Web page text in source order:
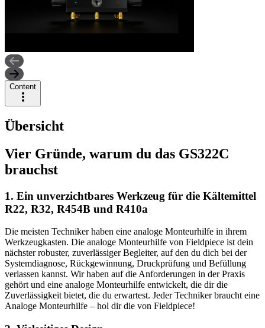
Content
Übersicht
Vier Gründe, warum du das GS322C
brauchst
1. Ein unverzichtbares Werkzeug für die Kältemittel
R22, R32, R454B und R410a
Die meisten Techniker haben eine analoge Monteurhilfe in ihrem
Werkzeugkasten. Die analoge Monteurhilfe von Fieldpiece ist dein
nächster robuster, zuverlässiger Begleiter, auf den du dich bei der
Systemdiagnose, Rückgewinnung, Druckprüfung und Befüllung
verlassen kannst. Wir haben auf die Anforderungen in der Praxis
gehört und eine analoge Monteurhilfe entwickelt, die dir die
Zuverlässigkeit bietet, die du erwartest. Jeder Techniker braucht eine
Analoge Monteurhilfe – hol dir die von Fieldpiece!